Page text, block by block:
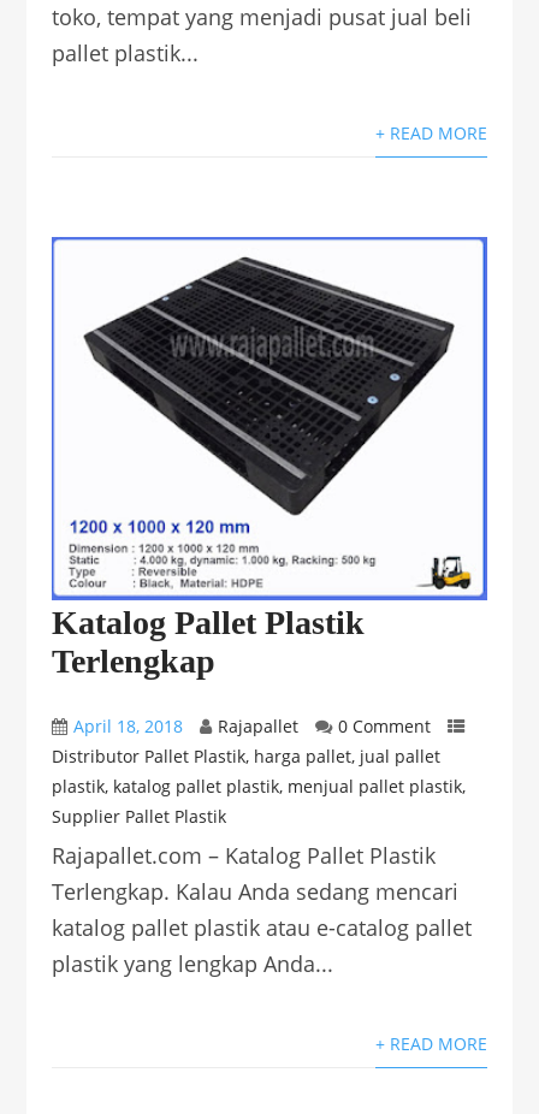
toko, tempat yang menjadi pusat jual beli
pallet plastik...
+ READ MORE
Katalog Pallet Plastik
Terlengkap
April 18, 2018 Rajapallet
0 Comment
Distributor Pallet Plastik, harga pallet, jual pallet
plastik, katalog pallet plastik, menjual pallet plastik,
Supplier Pallet Plastik
Rajapallet.com – Katalog Pallet Plastik
Terlengkap. Kalau Anda sedang mencari
katalog pallet plastik atau e-catalog pallet
plastik yang lengkap Anda...
+ READ MORE